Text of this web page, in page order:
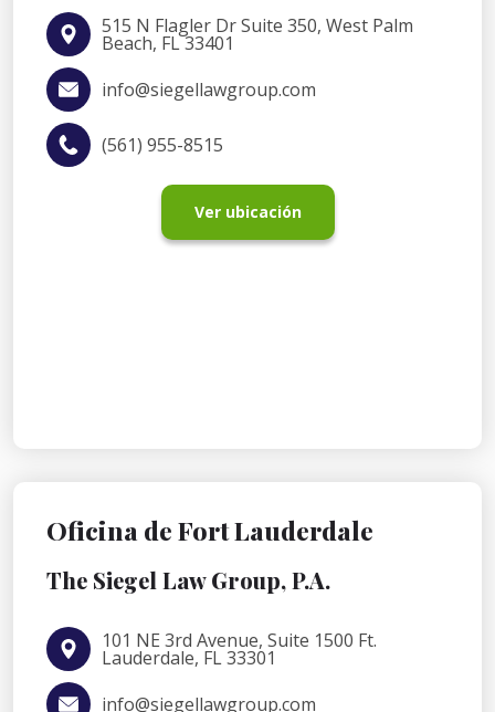
515 N Flagler Dr Suite 350, West Palm
Beach, FL 33401
info@siegellawgroup.com
(561) 955-8515
Ver ubicación
Oficina de Fort Lauderdale
The Siegel Law Group, P.A.
101 NE 3rd Avenue, Suite 1500 Ft.
Lauderdale, FL 33301
info@siegellawgroup.com